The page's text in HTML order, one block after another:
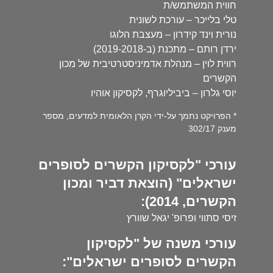
חווית המשתמש/ת
טלי בלייכר – עורכת לשונית
נורית וינד קידרון – מעצבת הלוגו
ירדן רותם – מתכנת (ב-2019-2018)
רווית לוין – מנהלת אדמיניסטרטיבית של מכון
הקשרים
יוסי גלרון – ביביליוגרף, לקסיקון אוהיו
* הפרויקט נתמך על-ידי הקרן הלאומית למדעים, מספר
מענק 302/17
עורכי "לקסיקון הקשרים לסופרים
ישראלים" (הוצאת דביר ומכון
הקשרים, 2014):
זיסי סתווי ופרופ' יגאל שוורץ
עורכי משנה של "לקסיקון
הקשרים לסופרים ישראלים":